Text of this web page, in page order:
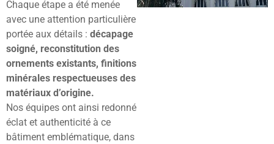
Chaque étape a été menée
avec une attention particulière
portée aux détails : décapage
soigné, reconstitution des
ornements existants, finitions
minérales respectueuses des
matériaux d’origine.
Nos équipes ont ainsi redonné
éclat et authenticité à ce
bâtiment emblématique, dans